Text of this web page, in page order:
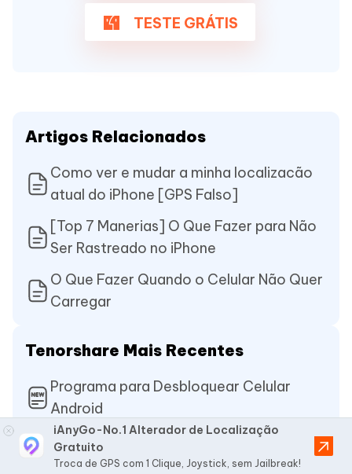
TESTE GRÁTIS
Artigos Relacionados
Como ver e mudar a minha localizacão
atual do iPhone [GPS Falso]
[Top 7 Manerias] O Que Fazer para Não
Ser Rastreado no iPhone
O Que Fazer Quando o Celular Não Quer
Carregar
Tenorshare Mais Recentes
Programa para Desbloquear Celular
Android
Ferramenta de IC Bypass
iAnyGo-No.1 Alterador de Localização
Gratuito
Troca de GPS com 1 Clique, Joystick, sem Jailbreak!